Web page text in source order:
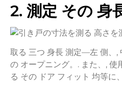
2. 測定 その 身
取る 三つ 身長 測定—左 側、,
の オープニング。. また、, 使
る その ドア フィット 均等に